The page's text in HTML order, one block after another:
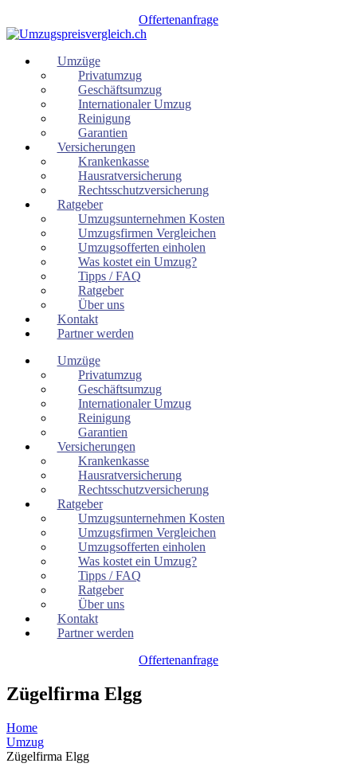
Offertenanfrage
Umzüge
Privatumzug
Geschäftsumzug
Internationaler Umzug
Reinigung
Garantien
Versicherungen
Krankenkasse
Hausratversicherung
Rechtsschutzversicherung
Ratgeber
Umzugsunternehmen Kosten
Umzugsfirmen Vergleichen
Umzugsofferten einholen
Was kostet ein Umzug?
Tipps / FAQ
Ratgeber
Über uns
Kontakt
Partner werden
Umzüge
Privatumzug
Geschäftsumzug
Internationaler Umzug
Reinigung
Garantien
Versicherungen
Krankenkasse
Hausratversicherung
Rechtsschutzversicherung
Ratgeber
Umzugsunternehmen Kosten
Umzugsfirmen Vergleichen
Umzugsofferten einholen
Was kostet ein Umzug?
Tipps / FAQ
Ratgeber
Über uns
Kontakt
Partner werden
Offertenanfrage
Zügelfirma Elgg
Home
Umzug
Zügelfirma Elgg